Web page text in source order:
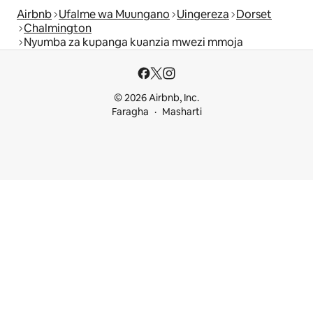
Airbnb Ufalme wa Muungano Uingereza Dorset
Chalmington
Nyumba za kupanga kuanzia mwezi mmoja
© 2026 Airbnb, Inc.
Faragha
Masharti